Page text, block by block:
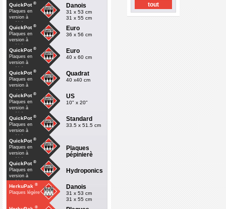
QuickPot ®
Plaques en
version à
multiple
Danois
31 x 53 cm
31 x 55 cm
QuickPot ®
Plaques en
version à
multiple
Euro
36 x 56 cm
QuickPot ®
Plaques en
version à
multiple
Euro
40 x 60 cm
QuickPot ®
Plaques en
version à
multiple
Quadrat
40 x40 cm
QuickPot ®
Plaques en
version à
multiple
US
10" x 20"
QuickPot ®
Plaques en
version à
multiple
Standard
33.5 x 51.5 cm
QuickPot ®
Plaques en
version à
multiple
Plaques
pépinierè
QuickPot ®
Plaques en
version à
multiple
Hydroponics
HerkuPak ®
Plaques légère
Danois
31 x 53 cm
31 x 55 cm
®
tout